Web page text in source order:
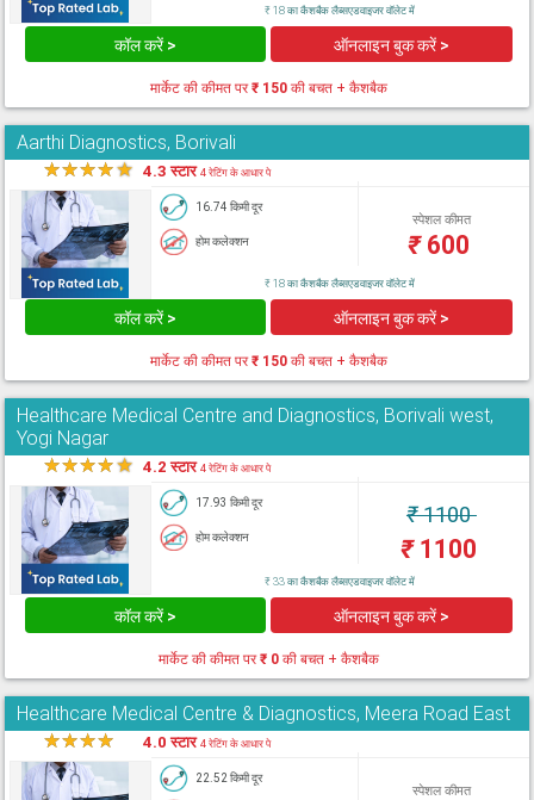
₹ 18 का कैशबैक लैब्सएडवाइजर वॉलेट में
कॉल करें > ऑनलाइन बुक करें >
मार्केट की कीमत पर₹ 150की बचत + कैशबैक
Aarthi Diagnostics, Borivali
★★★★★ 4.3 स्टार4 रेटिंग के आधार पे
16.74 किमी दूर
होम कलेक्शन
स्पेशल कीमत
₹600
₹ 18 का कैशबैक लैब्सएडवाइजर वॉलेट में
कॉल करें > ऑनलाइन बुक करें >
मार्केट की कीमत पर₹ 150की बचत + कैशबैक
Healthcare Medical Centre and Diagnostics, Borivali west,
Yogi Nagar
★★★★★ 4.2 स्टार4 रेटिंग के आधार पे
17.93 किमी दूर
होम कलेक्शन
₹1100
₹1100
₹ 33 का कैशबैक लैब्सएडवाइजर वॉलेट में
कॉल करें > ऑनलाइन बुक करें >
मार्केट की कीमत पर₹ 0की बचत + कैशबैक
Healthcare Medical Centre & Diagnostics, Meera Road East
★★★★ 4.0 स्टार4 रेटिंग के आधार पे
22.52 किमी दूर
स्पेशल कीमत